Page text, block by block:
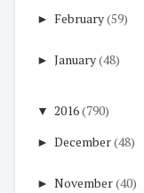
► February(59)
► January(48)
▼ 2016(790)
► December(48)
► November(40)